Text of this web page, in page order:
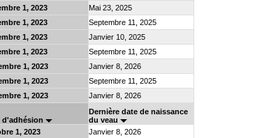
1, 2023
Mai 23, 2025
1, 2023
Septembre 11, 2025
1, 2023
Janvier 10, 2025
1, 2023
Septembre 11, 2025
1, 2023
Janvier 8, 2026
1, 2023
Septembre 11, 2025
1, 2023 Janvier 8, 2026
d'adhésion
Dernière date de naissance
du veau
1, 2023
Janvier 8, 2026